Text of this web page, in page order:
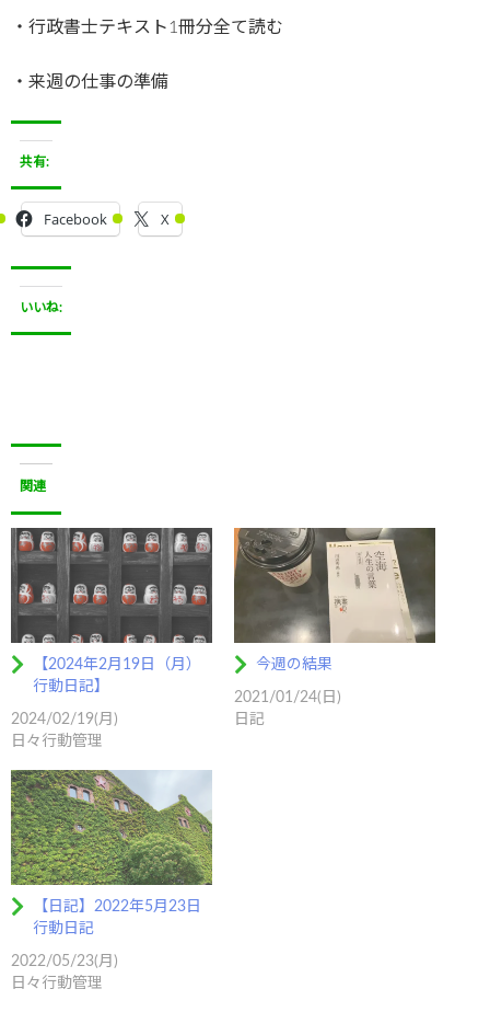
・行政書士テキスト1冊分全て読む
・来週の仕事の準備
共有:
Facebook X
いいね:
関連
【2024年2月19日（月）
行動日記】
2024/02/19(月)
日々行動管理
今週の結果
2021/01/24(日)
日記
【日記】2022年5月23日
行動日記
2022/05/23(月)
日々行動管理